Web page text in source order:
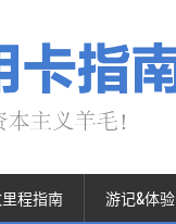
程指南 游记&体验